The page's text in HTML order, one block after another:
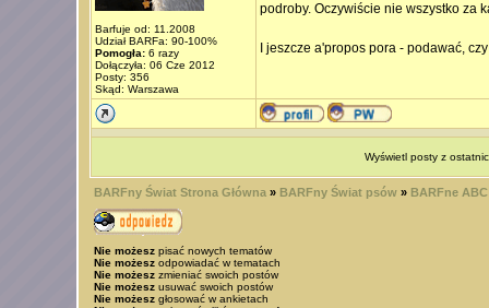
Barfuje od: 11.2008
Udział BARFa: 90-100%
Pomogła:6 razy
Dołączyła: 06 Cze 2012
Posty: 356
Skąd: Warszawa
podroby. Oczywiście nie wszystko za
I jeszcze a'propos pora - podawać,
Wyświetl posty z
BARFny Świat Strona Główna» BARFny Świat psów» BARFne
Nie możeszpisać nowych tematów
Nie możeszodpowiadać w tematach
Nie możeszzmieniać swoich postów
Nie możeszusuwać swoich postów
Nie możeszgłosować w ankietach